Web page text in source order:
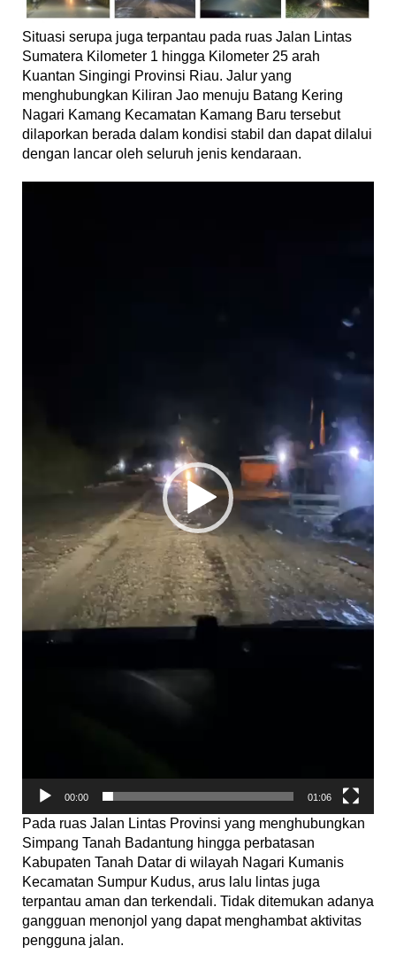
Situasi serupa juga terpantau pada ruas Jalan Lintas
Sumatera Kilometer 1 hingga Kilometer 25 arah
Kuantan Singingi Provinsi Riau. Jalur yang
menghubungkan Kiliran Jao menuju Batang Kering
Nagari Kamang Kecamatan Kamang Baru tersebut
dilaporkan berada dalam kondisi stabil dan dapat dilalui
dengan lancar oleh seluruh jenis kendaraan.
00:00 01:06
Pada ruas Jalan Lintas Provinsi yang menghubungkan
Simpang Tanah Badantung hingga perbatasan
Kabupaten Tanah Datar di wilayah Nagari Kumanis
Kecamatan Sumpur Kudus, arus lalu lintas juga
terpantau aman dan terkendali. Tidak ditemukan adanya
gangguan menonjol yang dapat menghambat aktivitas
pengguna jalan.